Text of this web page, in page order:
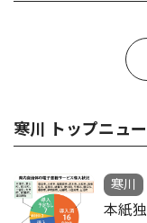
寒川 トップニュ
寒川
本紙